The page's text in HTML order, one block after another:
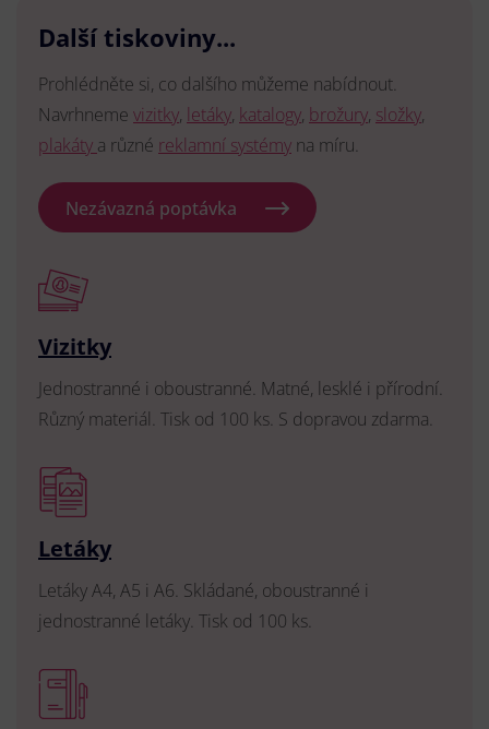
Další tiskoviny...
Prohlédněte si, co dalšího můžeme nabídnout.
Navrhneme vizitky, letáky, katalogy, brožury, složky,
plakáty a různé reklamní systémy na míru.
Nezávazná poptávka
Vizitky
Jednostranné i oboustranné. Matné, lesklé i přírodní.
Různý materiál. Tisk od 100 ks. S dopravou zdarma.
Letáky
Letáky A4, A5 i A6. Skládané, oboustranné i
jednostranné letáky. Tisk od 100 ks.